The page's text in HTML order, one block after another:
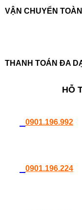
lượng
VẬN CHUYỂN
THANH TOÁN ĐA
HỖ
0901.196.992
0901.196.224